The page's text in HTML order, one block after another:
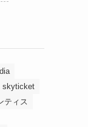
skyticket
ティス